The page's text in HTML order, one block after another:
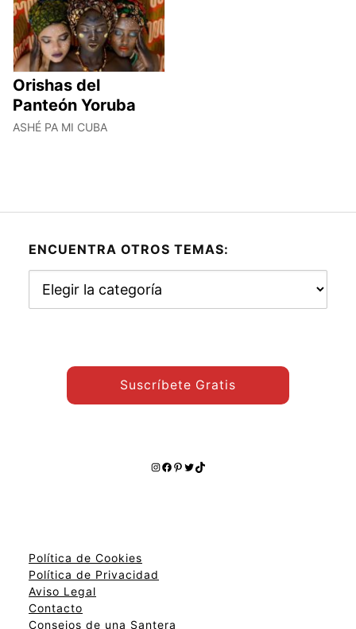
Orishas del
Panteón Yoruba
ASHÉ PA MI CUBA
ENCUENTRA OTROS TEMAS:
otros
Suscríbete Gratis
Instagram
Facebook
Pinterest
Twitter
TikTok
Política de Cookies
Política de Privacidad
Aviso Legal
Contacto
Consejos de una Santera